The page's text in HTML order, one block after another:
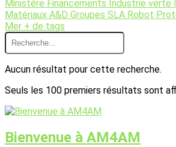
Ministère Financements Industrie verte
Matériaux A&D Groupes SLA Robot
Mer + de tags
Aucun résultat pour cette recherche.
Seuls les 100 premiers résultats sont
Bienvenue à AM4AM